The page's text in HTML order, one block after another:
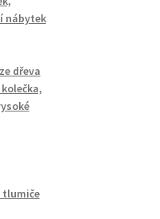
nábytek
dřeva
tlumiče